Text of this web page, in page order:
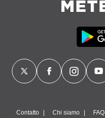
Contatto Chi siamo FAQ